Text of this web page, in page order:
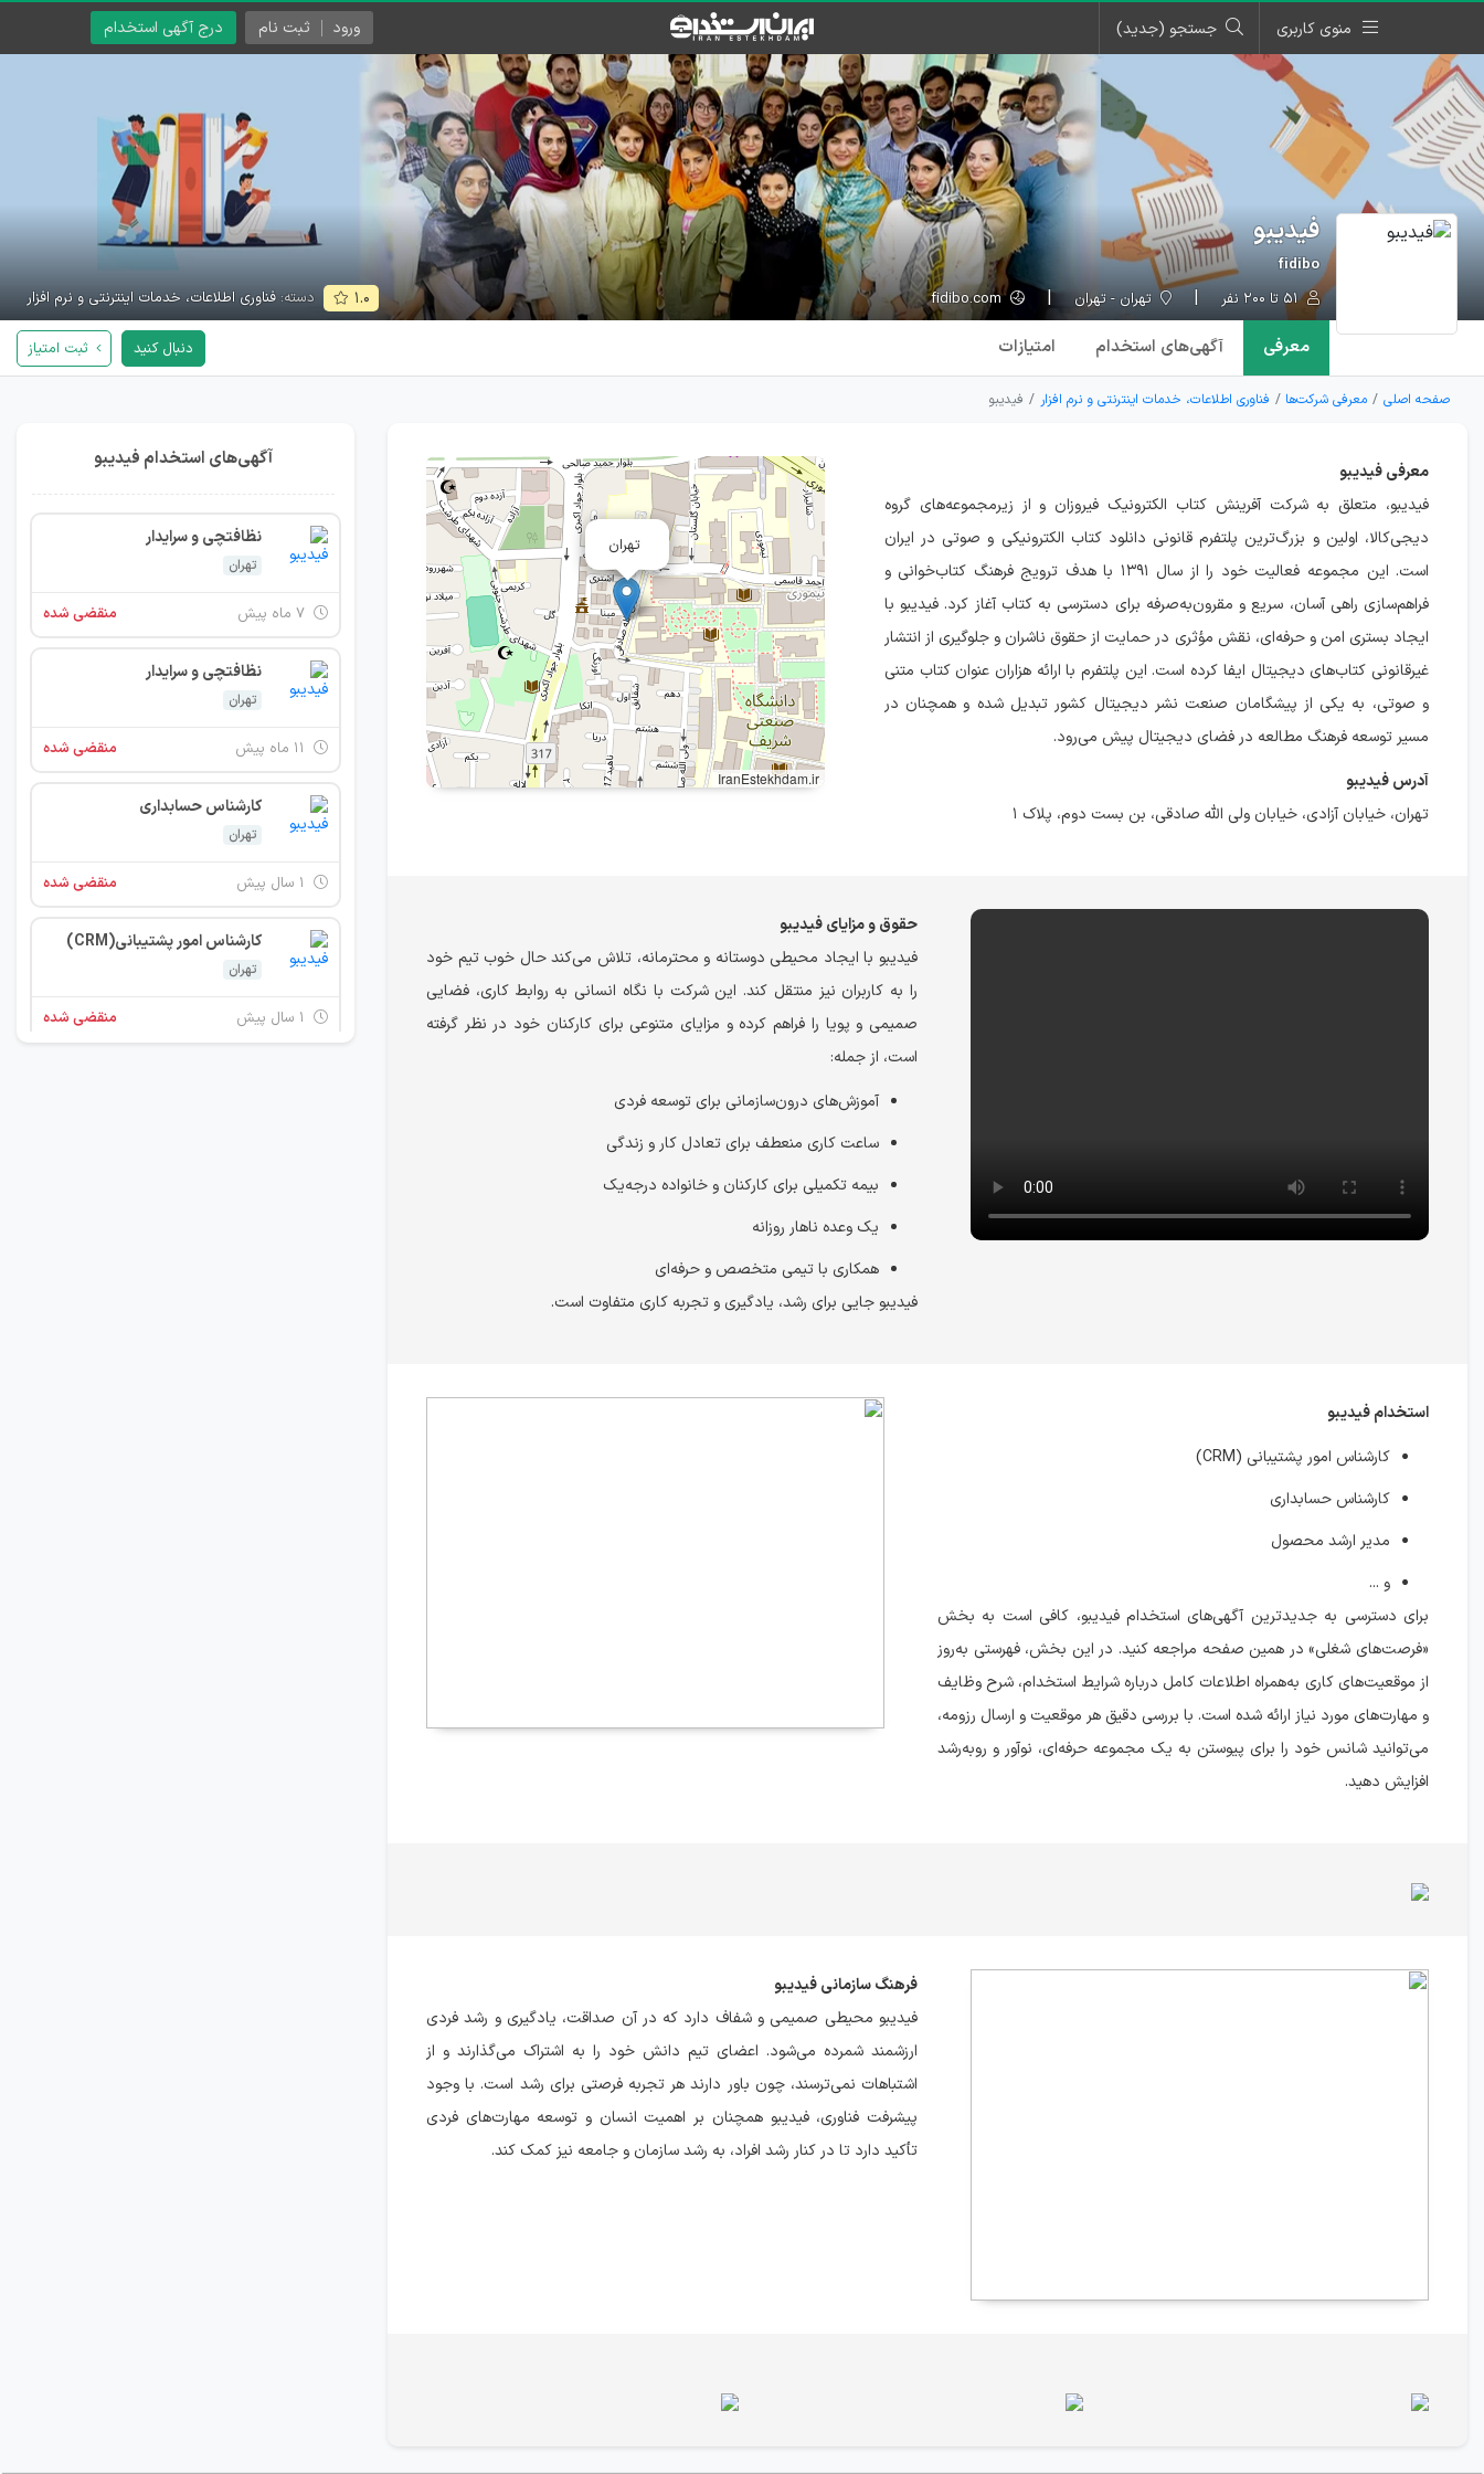
منوی کاربری جستجو (جدید) درج آگهی استخدام ورود ثبت نام
فیدیبو
fidibo
۵۱ تا ۲۰۰ نفر
تهران - تهران fidibo.com ۱.۰ دسته:فناوری اطلاعات، خدمات اینترنتی و نرم افزار
معرفی آگهی‌های استخدام امتیازات دنبال کنید ثبت امتیاز
صفحه اصلی معرفی شرکت‌ها فناوری اطلاعات، خدمات اینترنتی و نرم افزار فیدیبو
معرفی فیدیبو
فیدیبو، متعلق به شرکت آفرینش کتاب الکترونیک فیروزان و از زیرمجموعه‌های گروه
دیجی‌کالا، اولین و بزرگ‌ترین پلتفرم قانونی دانلود کتاب الکترونیکی و صوتی در ایران
است. این مجموعه فعالیت خود را از سال ۱۳۹۱ با هدف ترویج فرهنگ کتاب‌خوانی و
فراهم‌سازی راهی آسان، سریع و مقرون‌به‌صرفه برای دسترسی به کتاب آغاز کرد. فیدیبو با
ایجاد بستری امن و حرفه‌ای، نقش مؤثری در حمایت از حقوق ناشران و جلوگیری از انتشار
غیرقانونی کتاب‌های دیجیتال ایفا کرده است. این پلتفرم با ارائه هزاران عنوان کتاب متنی
و صوتی، به یکی از پیشگامان صنعت نشر دیجیتال کشور تبدیل شده و همچنان در
مسیر توسعه فرهنگ مطالعه در فضای دیجیتال پیش‌ می‌رود.
آدرس فیدیبو
تهران، خیابان آزادی، خیابان ولی الله صادقی، بن بست دوم، پلاک ۱
تهران
IranEstekhdam.ir
حقوق و مزایای فیدیبو
فیدیبو با ایجاد محیطی دوستانه و محترمانه، تلاش می‌کند حال خوب تیم خود
را به کاربران نیز منتقل کند. این شرکت با نگاه انسانی به روابط کاری، فضایی
صمیمی و پویا را فراهم کرده و مزایای متنوعی برای کارکنان خود در نظر گرفته
است، از جمله:
آموزش‌های درون‌سازمانی برای توسعه فردی
ساعت کاری منعطف برای تعادل کار و زندگی
بیمه تکمیلی برای کارکنان و خانواده درجه‌یک
یک وعده ناهار روزانه
همکاری با تیمی متخصص و حرفه‌ای
فیدیبو جایی برای رشد، یادگیری و تجربه کاری متفاوت است.
استخدام فیدیبو
کارشناس امور پشتیبانی (CRM)
کارشناس حسابداری
مدیر ارشد محصول
و ...
برای دسترسی به جدیدترین آگهی‌های استخدام فیدیبو، کافی است به بخش
«فرصت‌های شغلی» در همین صفحه مراجعه کنید. در این بخش، فهرستی به‌روز
از موقعیت‌های کاری به‌همراه اطلاعات کامل درباره شرایط استخدام، شرح وظایف
و مهارت‌های مورد نیاز ارائه شده است. با بررسی دقیق هر موقعیت و ارسال رزومه،
می‌توانید شانس خود را برای پیوستن به یک مجموعه حرفه‌ای، نوآور و رو‌به‌رشد
افزایش دهید.
فرهنگ سازمانی فیدیبو
فیدیبو محیطی صمیمی و شفاف دارد که در آن صداقت، یادگیری و رشد فردی
ارزشمند شمرده می‌شود. اعضای تیم دانش خود را به اشتراک می‌گذارند و از
اشتباهات نمی‌ترسند، چون باور دارند هر تجربه فرصتی برای رشد است. با وجود
پیشرفت فناوری، فیدیبو همچنان بر اهمیت انسان و توسعه مهارت‌های فردی
تأکید دارد تا در کنار رشد افراد، به رشد سازمان و جامعه نیز کمک کند.
آگهی‌های استخدام فیدیبو
نظافتچی و سرایدار
تهران
منقضی شده
نظافتچی و سرایدار
تهران
منقضی شده
کارشناس حسابداری
تهران
منقضی شده
کارشناس امور پشتیبانی(CRM)
تهران
منقضی شده